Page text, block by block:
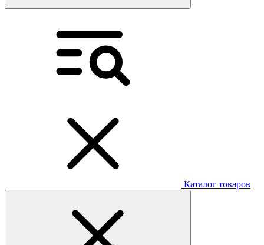
Каталог товаров